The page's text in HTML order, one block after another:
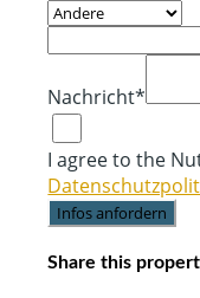
Nachricht*
I agree to the
Infos anfordern
Share this